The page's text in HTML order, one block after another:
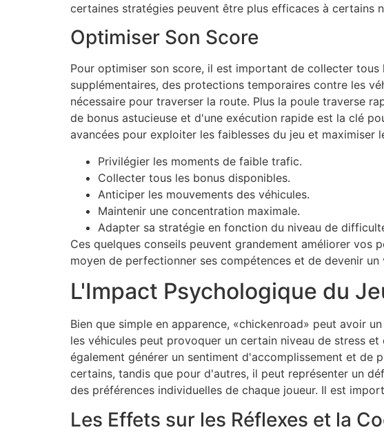
certaines stratégies peuvent être plus efficaces à certains
Optimiser Son Score
Pour optimiser son score, il est important de collecter
supplémentaires, des protections temporaires contre les
nécessaire pour traverser la route. Plus la poule traverse
de bonus astucieuse et d'une exécution rapide est la clé
avancées pour exploiter les faiblesses du jeu et maximiser
Privilégier les moments de faible trafic.
Collecter tous les bonus disponibles.
Anticiper les mouvements des véhicules.
Maintenir une concentration maximale.
Adapter sa stratégie en fonction du niveau de
Ces quelques conseils peuvent grandement améliorer vos
moyen de perfectionner ses compétences et de devenir
L'Impact Psychologique du
Bien que simple en apparence, «chickenroad» peut avoir
les véhicules peut provoquer un certain niveau de stress
également générer un sentiment d'accomplissement et de
certains, tandis que pour d'autres, il peut représenter un
des préférences individuelles de chaque joueur. Il est
Les Effets sur les Réflexes et la